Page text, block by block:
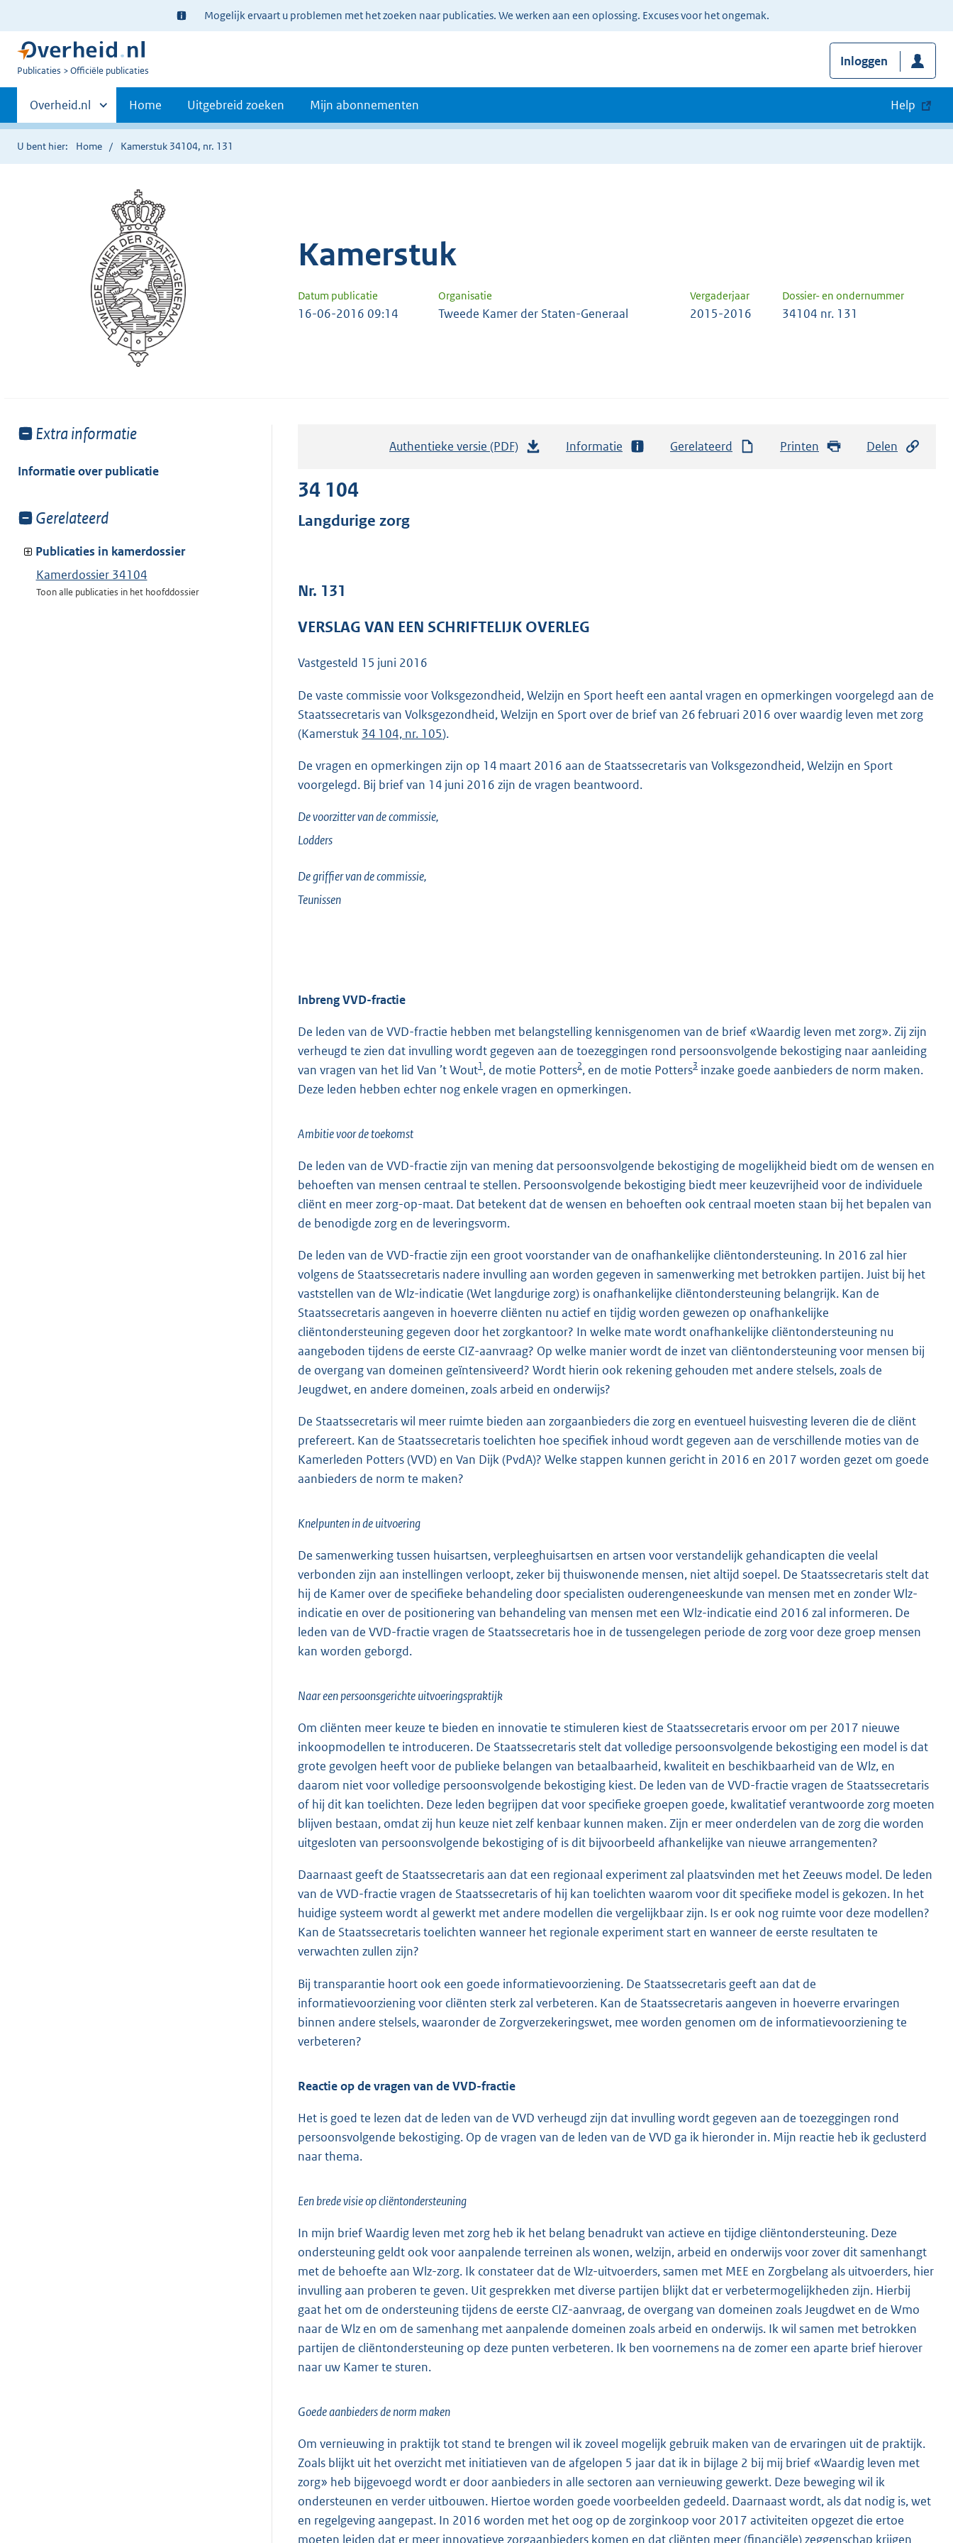
Ter
informatie:
Mogelijk ervaart u problemen met het zoeken naar publicaties. We werken aan een oplossing. Excuses voor het ongemak.
U
Publicaties Officiële publicaties
Inloggen
Primaire
navigatie
Andere
sites
binnen
Overheid.nl Home Uitgebreid zoeken Mijn abonnementen Help
U bent hier: Home Kamerstuk 34104, nr. 131
Kamerstuk
Datum publicatie Organisatie Vergaderjaar Dossier- en ondernummer
16-06-2016 09:14 Tweede Kamer der Staten-Generaal 2015-2016 34104 nr. 131
Toon
van:
Extra informatie
Informatie over publicatie
Toon
van:
Gerelateerd
Publicaties in kamerdossier
Kamerdossier 34104
Toon alle publicaties in het hoofddossier
Authentieke versie (PDF)
r
t
e
0
4
Informatie Gerelateerd Printen Delen
34 104
Langdurige zorg
Nr. 131
VERSLAG VAN EEN SCHRIFTELIJK OVERLEG
Vastgesteld 15 juni 2016
De vaste commissie voor Volksgezondheid, Welzijn en Sport heeft een aantal vragen en opmerkingen voorgelegd aan de
Staatssecretaris van Volksgezondheid, Welzijn en Sport over de brief van 26 februari 2016 over waardig leven met zorg
(Kamerstuk 34 104, nr. 105).
De vragen en opmerkingen zijn op 14 maart 2016 aan de Staatssecretaris van Volksgezondheid, Welzijn en Sport
voorgelegd. Bij brief van 14 juni 2016 zijn de vragen beantwoord.
De voorzitter van de commissie,
Lodders
De griffier van de commissie,
Teunissen
Inbreng VVD-fractie
De leden van de VVD-fractie hebben met belangstelling kennisgenomen van de brief «Waardig leven met zorg». Zij zijn
verheugd te zien dat invulling wordt gegeven aan de toezeggingen rond persoonsvolgende bekostiging naar aanleiding
van vragen van het lid Van ’t Wout1, de motie Potters2, en de motie Potters3 inzake goede aanbieders de norm maken.
Deze leden hebben echter nog enkele vragen en opmerkingen.
Ambitie voor de toekomst
De leden van de VVD-fractie zijn van mening dat persoonsvolgende bekostiging de mogelijkheid biedt om de wensen en
behoeften van mensen centraal te stellen. Persoonsvolgende bekostiging biedt meer keuzevrijheid voor de individuele
cliënt en meer zorg-op-maat. Dat betekent dat de wensen en behoeften ook centraal moeten staan bij het bepalen van
de benodigde zorg en de leveringsvorm.
De leden van de VVD-fractie zijn een groot voorstander van de onafhankelijke cliëntondersteuning. In 2016 zal hier
volgens de Staatssecretaris nadere invulling aan worden gegeven in samenwerking met betrokken partijen. Juist bij het
vaststellen van de Wlz-indicatie (Wet langdurige zorg) is onafhankelijke cliëntondersteuning belangrijk. Kan de
Staatssecretaris aangeven in hoeverre cliënten nu actief en tijdig worden gewezen op onafhankelijke
cliëntondersteuning gegeven door het zorgkantoor? In welke mate wordt onafhankelijke cliëntondersteuning nu
aangeboden tijdens de eerste CIZ-aanvraag? Op welke manier wordt de inzet van cliëntondersteuning voor mensen bij
de overgang van domeinen geïntensiveerd? Wordt hierin ook rekening gehouden met andere stelsels, zoals de
Jeugdwet, en andere domeinen, zoals arbeid en onderwijs?
De Staatssecretaris wil meer ruimte bieden aan zorgaanbieders die zorg en eventueel huisvesting leveren die de cliënt
prefereert. Kan de Staatssecretaris toelichten hoe specifiek inhoud wordt gegeven aan de verschillende moties van de
Kamerleden Potters (VVD) en Van Dijk (PvdA)? Welke stappen kunnen gericht in 2016 en 2017 worden gezet om goede
aanbieders de norm te maken?
Knelpunten in de uitvoering
De samenwerking tussen huisartsen, verpleeghuisartsen en artsen voor verstandelijk gehandicapten die veelal
verbonden zijn aan instellingen verloopt, zeker bij thuiswonende mensen, niet altijd soepel. De Staatssecretaris stelt dat
hij de Kamer over de specifieke behandeling door specialisten ouderengeneeskunde van mensen met en zonder Wlz-
indicatie en over de positionering van behandeling van mensen met een Wlz-indicatie eind 2016 zal informeren. De
leden van de VVD-fractie vragen de Staatssecretaris hoe in de tussengelegen periode de zorg voor deze groep mensen
kan worden geborgd.
Naar een persoonsgerichte uitvoeringspraktijk
Om cliënten meer keuze te bieden en innovatie te stimuleren kiest de Staatssecretaris ervoor om per 2017 nieuwe
inkoopmodellen te introduceren. De Staatssecretaris stelt dat volledige persoonsvolgende bekostiging een model is dat
grote gevolgen heeft voor de publieke belangen van betaalbaarheid, kwaliteit en beschikbaarheid van de Wlz, en
daarom niet voor volledige persoonsvolgende bekostiging kiest. De leden van de VVD-fractie vragen de Staatssecretaris
of hij dit kan toelichten. Deze leden begrijpen dat voor specifieke groepen goede, kwalitatief verantwoorde zorg moeten
blijven bestaan, omdat zij hun keuze niet zelf kenbaar kunnen maken. Zijn er meer onderdelen van de zorg die worden
uitgesloten van persoonsvolgende bekostiging of is dit bijvoorbeeld afhankelijke van nieuwe arrangementen?
Daarnaast geeft de Staatssecretaris aan dat een regionaal experiment zal plaatsvinden met het Zeeuws model. De leden
van de VVD-fractie vragen de Staatssecretaris of hij kan toelichten waarom voor dit specifieke model is gekozen. In het
huidige systeem wordt al gewerkt met andere modellen die vergelijkbaar zijn. Is er ook nog ruimte voor deze modellen?
Kan de Staatssecretaris toelichten wanneer het regionale experiment start en wanneer de eerste resultaten te
verwachten zullen zijn?
Bij transparantie hoort ook een goede informatievoorziening. De Staatssecretaris geeft aan dat de
informatievoorziening voor cliënten sterk zal verbeteren. Kan de Staatssecretaris aangeven in hoeverre ervaringen
binnen andere stelsels, waaronder de Zorgverzekeringswet, mee worden genomen om de informatievoorziening te
verbeteren?
Reactie op de vragen van de VVD-fractie
Het is goed te lezen dat de leden van de VVD verheugd zijn dat invulling wordt gegeven aan de toezeggingen rond
persoonsvolgende bekostiging. Op de vragen van de leden van de VVD ga ik hieronder in. Mijn reactie heb ik geclusterd
naar thema.
Een brede visie op cliëntondersteuning
In mijn brief Waardig leven met zorg heb ik het belang benadrukt van actieve en tijdige cliëntondersteuning. Deze
ondersteuning geldt ook voor aanpalende terreinen als wonen, welzijn, arbeid en onderwijs voor zover dit samenhangt
met de behoefte aan Wlz-zorg. Ik constateer dat de Wlz-uitvoerders, samen met MEE en Zorgbelang als uitvoerders, hier
invulling aan proberen te geven. Uit gesprekken met diverse partijen blijkt dat er verbetermogelijkheden zijn. Hierbij
gaat het om de ondersteuning tijdens de eerste CIZ-aanvraag, de overgang van domeinen zoals Jeugdwet en de Wmo
naar de Wlz en om de samenhang met aanpalende domeinen zoals arbeid en onderwijs. Ik wil samen met betrokken
partijen de cliëntondersteuning op deze punten verbeteren. Ik ben voornemens na de zomer een aparte brief hierover
naar uw Kamer te sturen.
Goede aanbieders de norm maken
Om vernieuwing in praktijk tot stand te brengen wil ik zoveel mogelijk gebruik maken van de ervaringen uit de praktijk.
Zoals blijkt uit het overzicht met initiatieven van de afgelopen 5 jaar dat ik in bijlage 2 bij mij brief «Waardig leven met
zorg» heb bijgevoegd wordt er door aanbieders in alle sectoren aan vernieuwing gewerkt. Deze beweging wil ik
ondersteunen en verder uitbouwen. Hiertoe worden goede voorbeelden gedeeld. Daarnaast wordt, als dat nodig is, wet
en regelgeving aangepast. In 2016 worden met het oog op de zorginkoop voor 2017 activiteiten opgezet die ertoe
moeten leiden dat er meer innovatieve zorgaanbieders komen en dat cliënten meer (financiële) zeggenschap krijgen